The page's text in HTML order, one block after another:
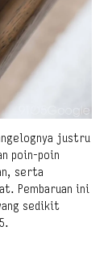
justru
poin-poin
serta
Pembaruan ini
sedikit